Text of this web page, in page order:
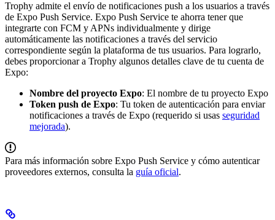
Trophy admite el envío de notificaciones push a los usuarios a través
de Expo Push Service. Expo Push Service te ahorra tener que
integrarte con FCM y APNs individualmente y dirige
automáticamente las notificaciones a través del servicio
correspondiente según la plataforma de tus usuarios. Para lograrlo,
debes proporcionar a Trophy algunos detalles clave de tu cuenta de
Expo:
Nombre del proyecto Expo: El nombre de tu proyecto Expo
Token push de Expo: Tu token de autenticación para enviar
notificaciones a través de Expo (requerido si usas seguridad
mejorada).
Para más información sobre Expo Push Service y cómo autenticar
proveedores externos, consulta la guía oficial.